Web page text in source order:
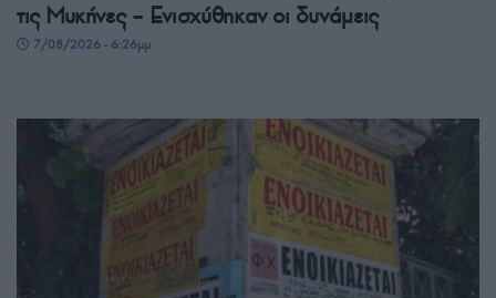
τις Μυκήνες – Ενισχύθηκαν οι δυνάμεις
7/08/2026 - 6:26μμ